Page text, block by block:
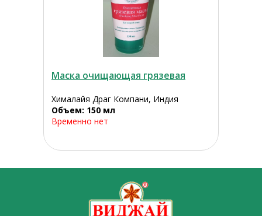
Маска очищающая грязевая
Хималайя Драг Компани, Индия
Объем: 150 мл
Временно нет